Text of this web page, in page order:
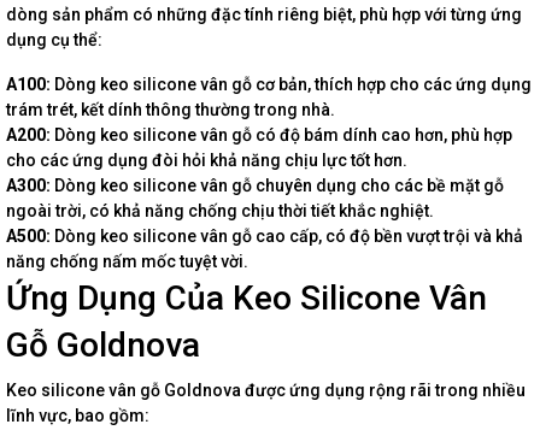
dòng sản phẩm có những đặc tính riêng biệt, phù hợp với từng ứng
dụng cụ thể:
A100: Dòng keo silicone vân gỗ cơ bản, thích hợp cho các ứng dụng
trám trét, kết dính thông thường trong nhà.
A200: Dòng keo silicone vân gỗ có độ bám dính cao hơn, phù hợp
cho các ứng dụng đòi hỏi khả năng chịu lực tốt hơn.
A300: Dòng keo silicone vân gỗ chuyên dụng cho các bề mặt gỗ
ngoài trời, có khả năng chống chịu thời tiết khắc nghiệt.
A500: Dòng keo silicone vân gỗ cao cấp, có độ bền vượt trội và khả
năng chống nấm mốc tuyệt vời.
Ứng Dụng Của Keo Silicone Vân
Gỗ Goldnova
Keo silicone vân gỗ Goldnova được ứng dụng rộng rãi trong nhiều
lĩnh vực, bao gồm: